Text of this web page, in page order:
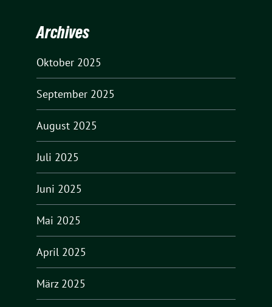
Archives
Oktober 2025
September 2025
August 2025
Juli 2025
Juni 2025
Mai 2025
April 2025
März 2025